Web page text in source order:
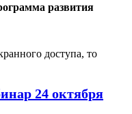
развития
доступа, то
24 октября